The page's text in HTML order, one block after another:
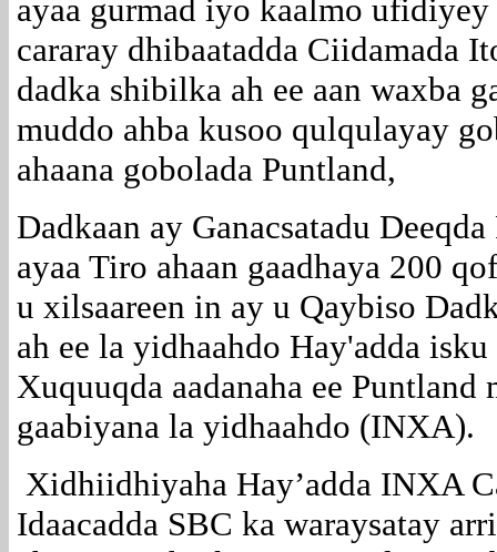
ayaa gurmad iyo kaalmo ufidiyey
cararay dhibaatadda Ciidamada
dadka shibilka ah ee aan waxba
muddo ahba kusoo qulqulayay
ahaana gobolada Puntland,
Dadkaan ay Ganacsatadu
ayaa Tiro ahaan gaadhaya 200
u xilsaareen in ay u Qaybiso
ah ee la yidhaahdo Hay'adda
Xuquuqda aadanaha ee Puntland
gaabiyana la yidhaahdo (INXA).
Xidhiidhiyaha Hay’adda INXA
Idaacadda SBC ka waraysatay